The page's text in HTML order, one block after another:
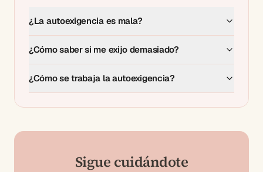
¿La autoexigencia es mala?
¿Cómo saber si me exijo demasiado?
¿Cómo se trabaja la autoexigencia?
Sigue cuidándote